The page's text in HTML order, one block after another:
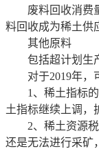
废料回收消费量
料回收成为稀土供
其他原料
包括超计划生产
对于2019年，
1、稀土指标的
土指标继续上调，
2、稀土资源税
还是无法进行采矿